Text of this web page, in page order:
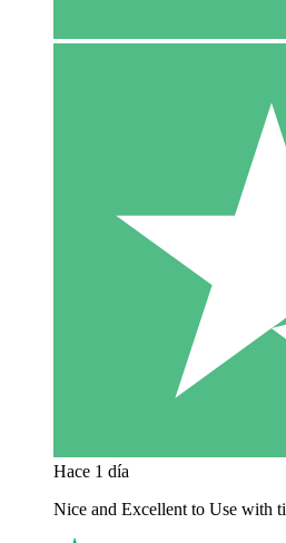
Hace 1 día
Nice and Excellent to Use with